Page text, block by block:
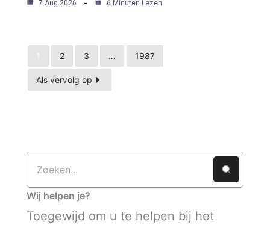
7 Aug 2026 6 Minuten Lezen
1 2 3 … 1987
Als vervolg op
Wij helpen je?
Toegewijd om u te helpen bij het